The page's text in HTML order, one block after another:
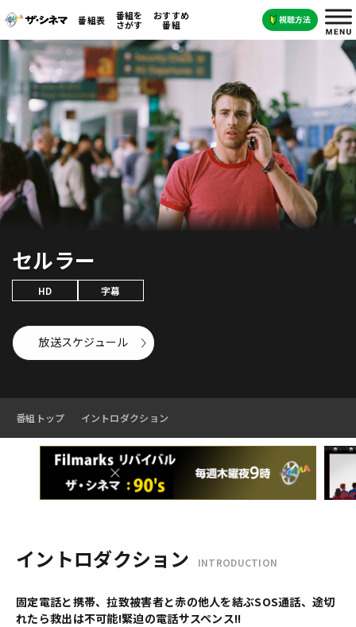
番組表 番組を
さがす
おすすめ
番組
セルラー
HD 字幕
放送スケジュール
番組トップ イントロダクション
イントロダクション INTRODUCTION
固定電話と携帯、拉致被害者と赤の他人を結ぶSOS通話、途切
れたら救出は不可能!緊迫の電話サスペンス!!